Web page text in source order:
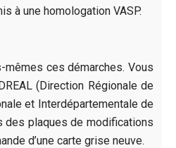
à une homologation VASP.
mêmes ces démarches. Vous
(Direction Régionale de
et Interdépartementale de
des plaques de modifications
d’une carte grise neuve.